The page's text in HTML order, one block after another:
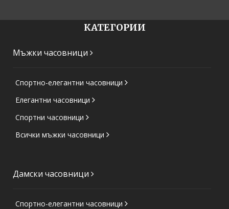
КАТЕГОРИИ
Мъжки часовници
Спортно-елегантни часовници
Елегантни часовници
Спортни часовници
Всички мъжки часовници
Дамски часовници
Спортно-елегантни часовници